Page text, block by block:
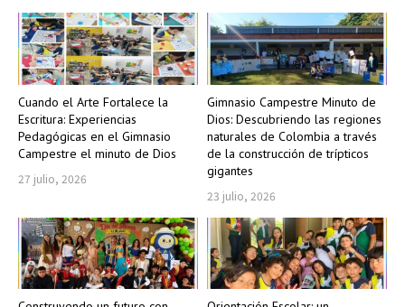
Cuando el Arte Fortalece la
Escritura: Experiencias
Pedagógicas en el Gimnasio
Campestre el minuto de Dios
27 julio, 2026
Gimnasio Campestre Minuto de
Dios: Descubriendo las regiones
naturales de Colombia a través
de la construcción de trípticos
gigantes
23 julio, 2026